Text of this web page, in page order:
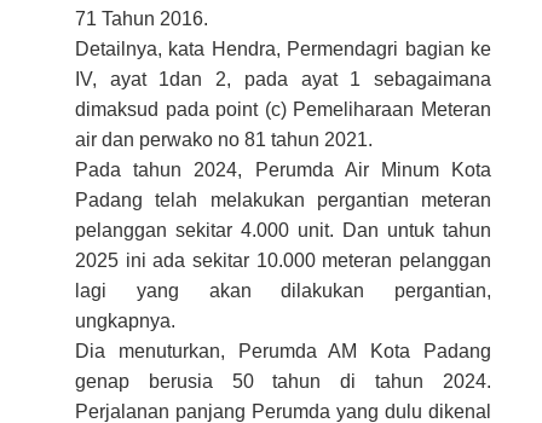
71 Tahun 2016.
Detailnya, kata Hendra, Permendagri bagian ke
IV, ayat 1dan 2, pada ayat 1 sebagaimana
dimaksud pada point (c) Pemeliharaan Meteran
air dan perwako no 81 tahun 2021.
Pada tahun 2024, Perumda Air Minum Kota
Padang telah melakukan pergantian meteran
pelanggan sekitar 4.000 unit. Dan untuk tahun
2025 ini ada sekitar 10.000 meteran pelanggan
lagi yang akan dilakukan pergantian,
ungkapnya.
Dia menuturkan, Perumda AM Kota Padang
genap berusia 50 tahun di tahun 2024.
Perjalanan panjang Perumda yang dulu dikenal